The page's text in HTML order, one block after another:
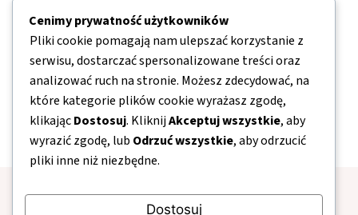
Kontakt
Mapa strony
Polityka prywatności
Cenimy prywatność użytkowników
Pliki cookie pomagają nam ulepszać korzystanie z
serwisu, dostarczać spersonalizowane treści oraz
analizować ruch na stronie. Możesz zdecydować, na
które kategorie plików cookie wyrażasz zgodę,
klikającDostosuj. KliknijAkceptuj wszystkie, aby
wyrazić zgodę, lub Odrzuć wszystkie, aby odrzucić
pliki inne niż niezbędne.
Dostosuj